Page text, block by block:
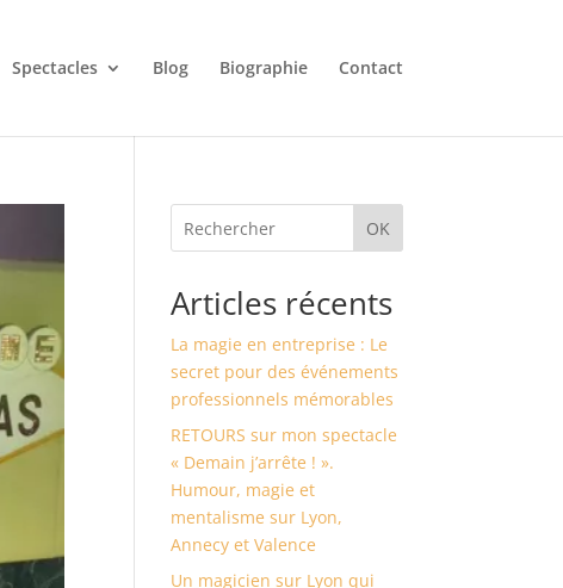
Spectacles Blog Biographie Contact
OK
Articles récents
La magie en entreprise : Le
secret pour des événements
professionnels mémorables
RETOURS sur mon spectacle
« Demain j’arrête ! ».
Humour, magie et
mentalisme sur Lyon,
Annecy et Valence
Un magicien sur Lyon qui